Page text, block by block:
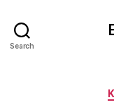
Search